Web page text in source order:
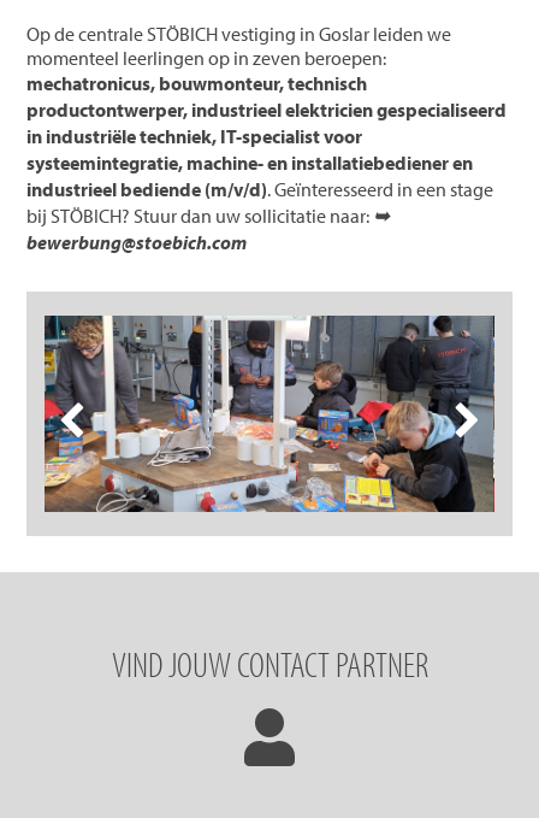
Op de centrale STÖBICH vestiging in Goslar leiden we
momenteel leerlingen op in zeven beroepen:
mechatronicus, bouwmonteur, technisch
productontwerper, industrieel elektricien gespecialiseerd
in industriële techniek, IT-specialist voor
systeemintegratie, machine- en installatiebediener en
industrieel bediende (m/v/d). Geïnteresseerd in een stage
bij STÖBICH? Stuur dan uw sollicitatie naar: ➥
bewerbung@stoebich.com
VIND JOUW CONTACT PARTNER